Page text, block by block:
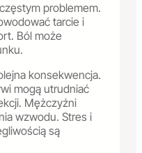
problemem.
tarcie i
Ból może
konsekwencja.
mogą utrudniać
Mężczyźni
wzwodu. Stres i
są